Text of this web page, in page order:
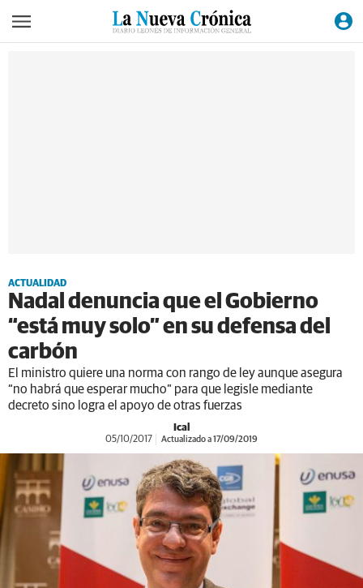
ACTUALIDAD
Nadal denuncia que el Gobierno
“está muy solo” en su defensa del
carbón
El ministro quiere una norma con rango de ley aunque asegura
“no habrá que esperar mucho” para que legisle mediante
decreto sino logra el apoyo de otras fuerzas
Ical
05/10/2017 Actualizado a 17/09/2019